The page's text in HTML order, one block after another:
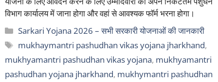
विभाग कार्यालय में जाना होगा और वहां से आवश्यक फॉर्म भरना होगा।
Categories
Sarkari Yojana 2026 – सभी सरकारी योजनाओं की जानकारी
Tags
mukhaymantri pashudhan vikas yojana jharkhand,
mukhyamantri pashudhan vikas yojana, mukhyamantri
pashudhan yojana jharkhand, mukhymantri pashudhan